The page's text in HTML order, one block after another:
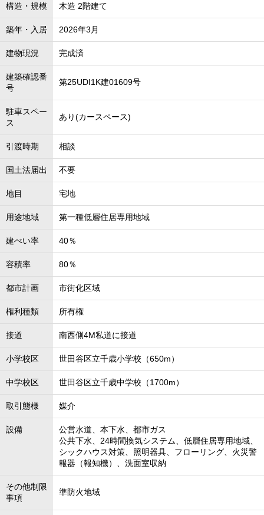
構造・規模 木造 2階建て
築年・入居 2026年3月
建物現況 完成済
建築確認番
号
第25UDI1K建01609号
駐車スペー
ス
あり(カースペース)
引渡時期 相談
国土法届出 不要
地目 宅地
用途地域 第一種低層住居専用地域
建ぺい率 40％
容積率 80％
都市計画 市街化区域
権利種類 所有権
接道 南西側4M私道に接道
小学校区 世田谷区立千歳小学校（650m）
中学校区 世田谷区立千歳中学校（1700m）
取引態様 媒介
設備
公営水道、本下水、都市ガス
公共下水、24時間換気システム、低層住居専用地域、
シックハウス対策、照明器具、フローリング、火災警
報器（報知機）、洗面室収納
その他制限
事項
準防火地域